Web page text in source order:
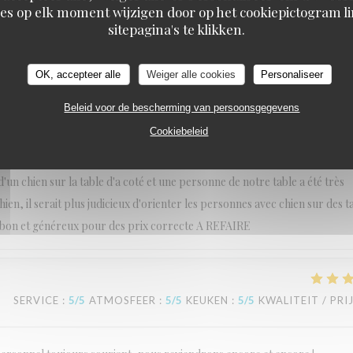
op elk moment wijzigen door op het cookiepictogram
sitepagina's te klikken.
OK, accepteer alle Weiger alle cookies Personaliseer
Beleid voor de bescherming van persoonsgegevens
Cookiebeleid
magnifique et très bien entretenu. Une très bonne expérience
ATMOSFEER: 5/5 KEUKEN
chien sur la table d'a coté et une personne de notre table a été très
il serait plus judicieux d'orienter les personnes avec chien sur des
et généreux pour des prix correcte A REFAIRE
SERVICE : 5/5 ATMOSFEER : 5/5 KEUKEN : 5/5 KWALITEIT /
L'Estival